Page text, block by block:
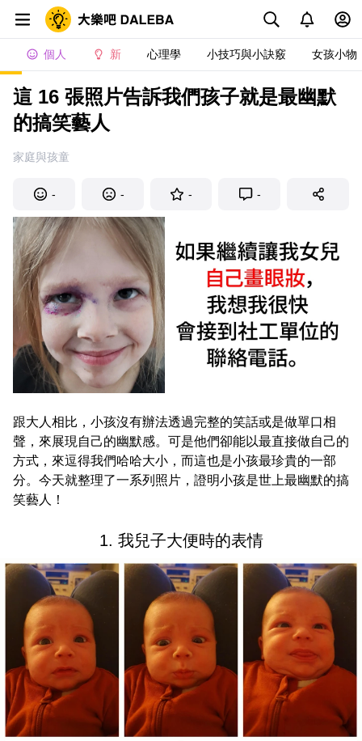
個人 新 心理學 小技巧與小訣竅 女孩小物
這 16 張照片告訴我們孩子就是最幽默
的搞笑藝人
家庭與孩童
- - - -
跟大人相比，小孩沒有辦法透過完整的笑話或是做單口相
聲，來展現自己的幽默感。可是他們卻能以最直接做自己的
方式，來逗得我們哈哈大小，而這也是小孩最珍貴的一部
分。今天就整理了一系列照片，證明小孩是世上最幽默的搞
笑藝人！
1. 我兒子大便時的表情